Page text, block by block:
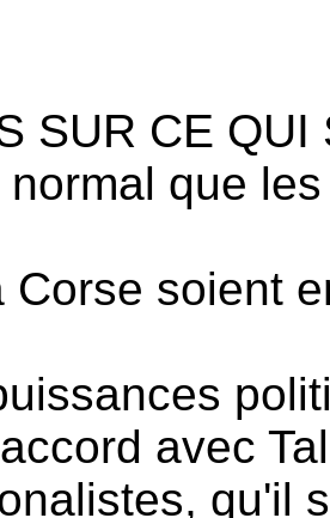
SUR CE
que
Corse soient
avec
qu'il